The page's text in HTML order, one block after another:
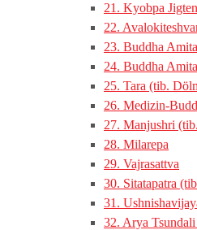
21. Kyobpa
22.
23. Buddha
24. Buddha
25. Tara (tib.
26. Medizin-
27. Manjushri
28. Milarepa
29. Vajrasattva
30. Sitatapatra
31.
32. Arya